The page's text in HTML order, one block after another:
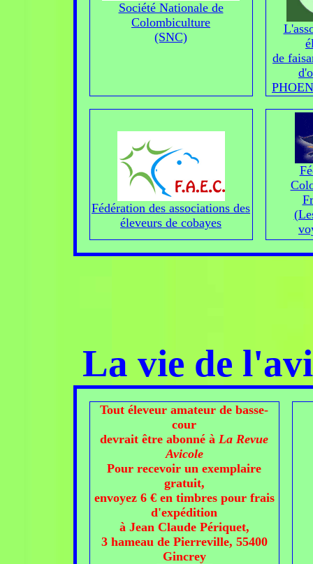
Société Nationale de
Colombiculture
(SNC)
de
Fédération des associations des
éleveurs de cobayes
La vie de
Tout éleveur amateur de basse-
cour
devrait être abonné à La Revue
Avicole
Pour recevoir un exemplaire
gratuit,
envoyez 6 € en timbres pour frais
d'expédition
à Jean Claude Périquet,
3 hameau de Pierreville, 55400
Gincrey